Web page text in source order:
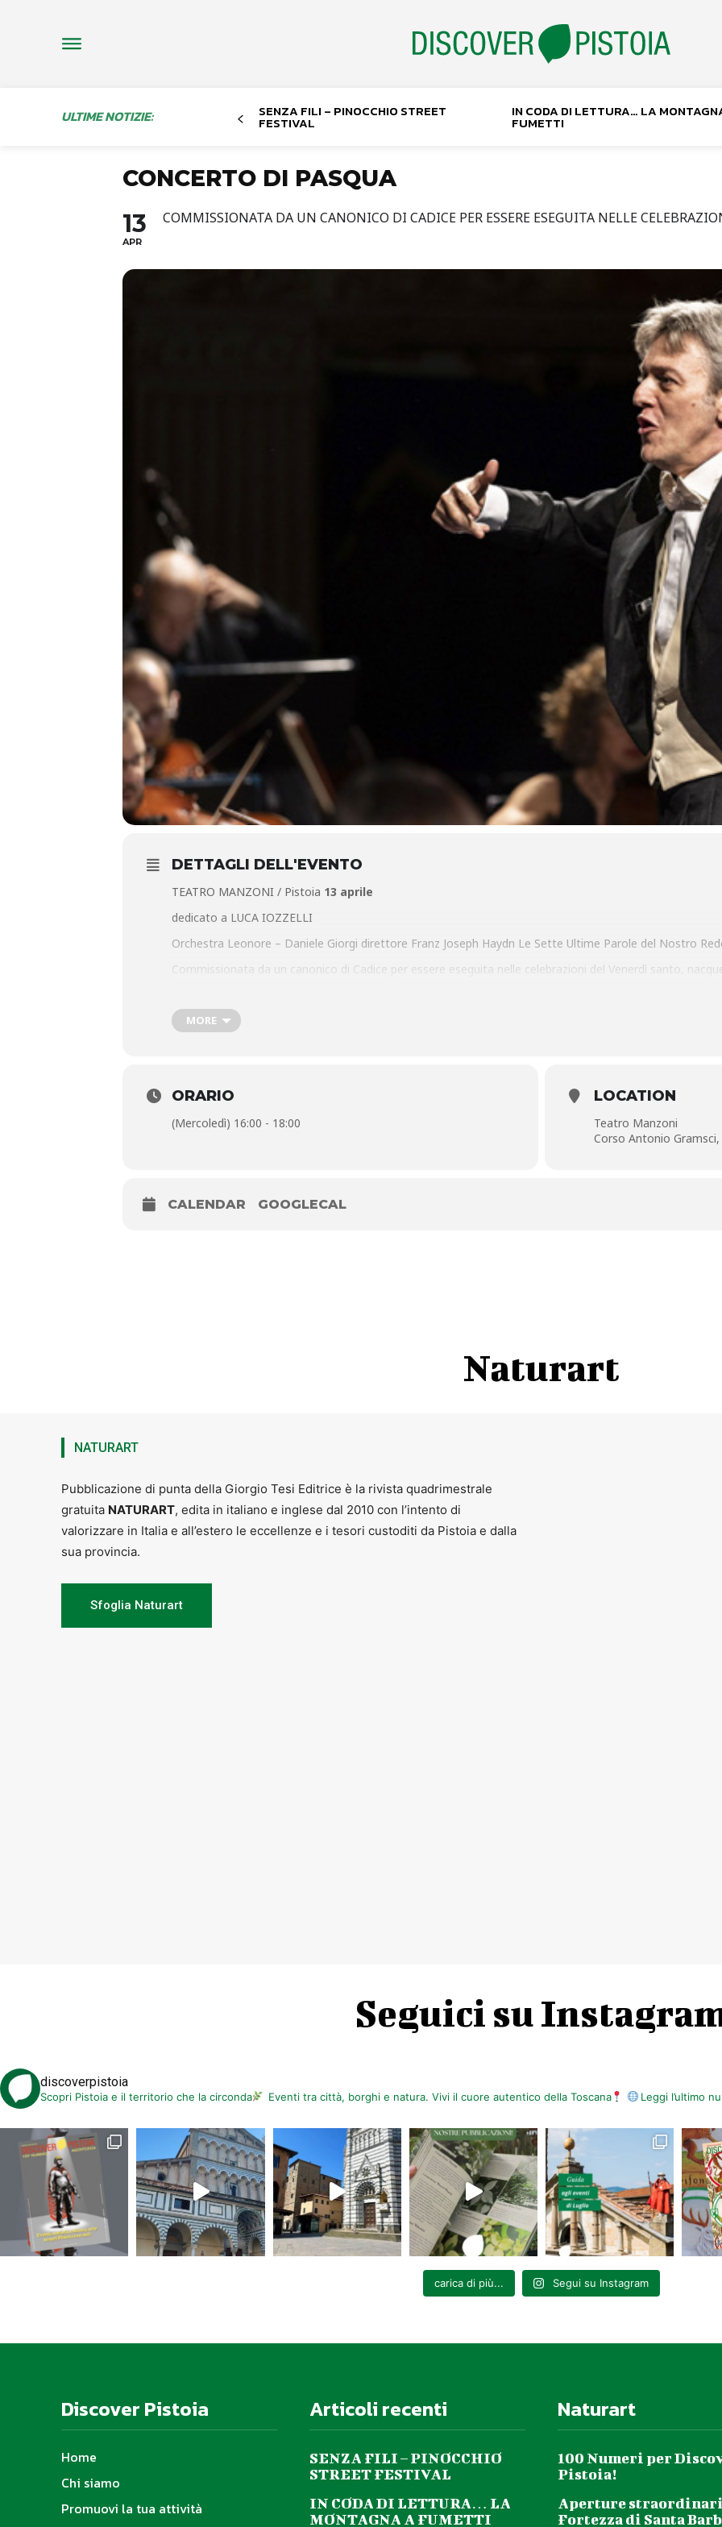
ULTIME NOTIZIE: SENZA FILI – PINOCCHIO STREET
FESTIVAL
IN CODA DI LETTURA… LA
FUMETTI
CONCERTO DI PASQUA
13
APR
COMMISSIONATA DA UN CANONICO DI CADICE PER ESSERE ESEGUITA NELLE
DETTAGLI DELL'EVENTO
TEATRO MANZONI / Pistoia 13 aprile
dedicato a LUCA IOZZELLI
Orchestra Leonore – Daniele Giorgi direttore Franz Joseph Haydn Le Sette Ultime Parole del Nostro
Commissionata da un canonico di Cadice per essere eseguita nelle celebrazioni del Venerdì santo,
MORE
ORARIO
(Mercoledì) 16:00 - 18:00
LOCATION
Teatro Manzoni
Corso Antonio
CALENDAR GOOGLECAL
Naturart
NATURART
Pubblicazione di punta della Giorgio Tesi Editrice è la rivista quadrimestrale
gratuita NATURART, edita in italiano e inglese dal 2010 con l’intento di
valorizzare in Italia e all’estero le eccellenze e i tesori custoditi da Pistoia e dalla
sua provincia.
Sfoglia Naturart
Seguici su
discoverpistoia
Scopri Pistoia e il territorio che la circonda Eventi tra città, borghi e natura. Vivi il cuore autentico della Toscana Leggi l’ultimo
carica di più... Segui su Instagram
Discover Pistoia
Home
Chi siamo
Promuovi la tua attività
Articoli recenti
SENZA FILI – PINOCCHIO
STREET FESTIVAL
IN CODA DI LETTURA… LA
MONTAGNA A FUMETTI
Naturart
100 Numeri per
Pistoia!
Aperture
Fortezza di Santa